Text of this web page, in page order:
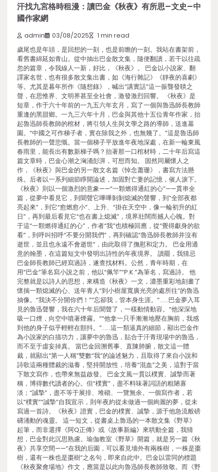
汗找九宮格時租漫：讀巴金《秋夜》有所思–文史–中
國作家網
admin 03/08/2025 1 min read
歲尾也是年頭，是回想的一刻，也是前瞻的一刻。我站在書架前，
看舊書綿延如青山。從中抽出巴金散文集，隨便翻讀，若干以往疏
忽的篇章，令我線人一新，好比，《秋夜》。 巴金以小說家、翻
譯家名世，也有很多散文集出書，如《海行雜記》《靜夜的喜劇》
等。尤其是暮年所作《隨想錄》，喊出“講實話”這一振聾發聵之
聲，在思惟界、文明界甚至全社會，激發激烈回響。 《秋夜》是
短章，作于六十年前的一九五六年玄月，寫了一個與魯迅師長教師
重逢的黑甜鄉。一九三六年十月，巴金與其他十五位青年作家，抬
起魯迅師長教師的棺材，將引領人生與文學之路的導師，送進墓
園。“中國之可作梯子者，實在除我之外，也無幾了。”這是魯迅師
長教師的一聲悲慨。當一個梯子平放進年夜地深處，在新一輪東風
春雨里，能長出有數新梯子嗎？抬著那一口棺材時，二十年后寫這
篇文章時，巴金心潮之洶涌彭湃，可想而知。 固然同屬懷人之
作，《秋夜》與巴金的另一散文名篇《悼念蕭珊》，書寫方法懸
殊。后者以一系列細節睜開論述，加固對亡妻的記憶，催人淚下。
《秋夜》則以一個激烈的意象——“一顆燃得通紅的心”——貫串全
篇，從夢中看見它，到聞聲它嗶嗶剝剝熄滅的聲響，到“全部夜都
亮起來”，到它“愈燃愈小”、上升、“掛在天空中，像一輪初升的紅
日”，再到最后看見它“也在書上熄滅”，境界壯闊而撼人心魄。對
于這“一顆燃得通紅的心”，作者“我”也積極回應，從“覺得獻身的欲
看”，到呼叫招呼“不要分開我們”，再到確認“魯迅師長教師并沒有
逝世，並且也永遠不會逝世”，由此取得了撫慰和定力。 巴金用適
意的翰墨，在這篇短文中發明出詩性的年夜境界。 讀罷，我猜忌
巴金師長教師已經寫過詩，遂查找材料。公然，青年時期，在
用“巴金”筆名寫小說之前，他以“佩竿”“P.K.”為筆名，寫過詩。 他
完整就是以詩人的思想，來構造《秋夜》一文，濃墨重彩地刻畫了
懷揣一顆熄滅的心、送年青人“到小樹屋寬廣光亮的處所往”的魯迅
抽像。“我決不分開你們！”“忘卻我，管本身生涯。”……巴金夢入耳
見的魯迅聲響，我在六十年后聞聲了，一樣動情動容。“他深深地
吸一口煙，向空中噴著煙霧。”“他拿一只手漸漸地壓在胸前，我感
到他的身子似乎輕輕在顫抖。”……這一類逼真的細節，顯出巴金作
為小說家的白描功力，讓夢中的魯迅，貼合于汗青現場中的魯迅，
而不至于虛妄掉真。 當巴金回溯舊事、直陳肺腑，散文這一體
裁，就顯出“第一人稱”雙數“我”的論述魅力，且取得了來自小說和
詩歌這兩種體裁的滋養，堅持開放性，培養“混血”之美，這對于當
下散文寫作，也帶來無益啟發。 巴金文風一貫以樸實、誠摯而著
稱，博得數代讀者的心。但“樸實”，盡不料味著詞語的粗陋寡
淡；“誠摯”，盡不等于展排、堆砌、一覽無余。一個寫作者，若
以“樸實”“誠摯”自我宣示，則年夜約從未做過一個絢麗的夢，從未
寫過一首詩。《秋夜》證實，巴金的樸實、誠摯，源于他急流般磅
礴涌動的魂靈。 這一短文，從書桌上魯迅的一本散文集《野草》
起筆，而非選擇《阿Q正傳》或《故事新編》來哄動全篇，我猜
想，巴金對此沉思熟慮。瑜伽教室《野草》開篇，就是另一篇《秋
夜》共享空間——“在我的后園，可以看見墻外有兩株樹，一株是棗
樹，還有一株也是棗樹”之名句，即來自此中。巴金以雷同的標題
《秋夜聚會場地》作文，應當是以此向魯迅師長教師致敬。而《野